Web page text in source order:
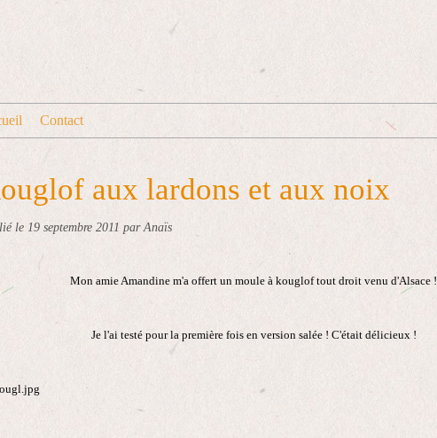
Contact
aux lardons et aux noix
le 19 septembre 2011 par Anaïs
Mon amie Amandine m'a offert un moule à kouglof tout droit venu d'Alsace !
Je l'ai testé pour la première fois en version salée ! C'était délicieux !